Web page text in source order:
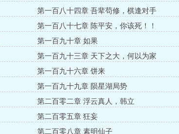
第一百八十四章 吾辈苟修，棋逢对手
第一百八十七章 陈平安，你该死！！
第一百九十章 如果
第一百九十三章 天下之大，何以为家
第一百九十六章 饼来
第一百九十九章 陨星湖局势
第二百零二章 浮云真人，韩立
第二百零五章 狂妄
第二百零八章 素明仙子